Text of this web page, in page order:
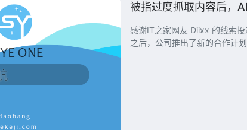
被指过度抓取内容后，
感谢IT之家网友 Diixx 的线索投递！ IT之家 7 月 31 日消息，AI 搜索公司 Perplexity 在被指控过度
之后，公司推出了新的合作计